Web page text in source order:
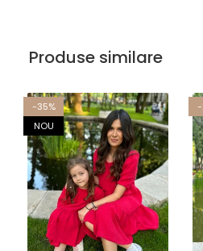
Produse similare
-35%
NOU
-